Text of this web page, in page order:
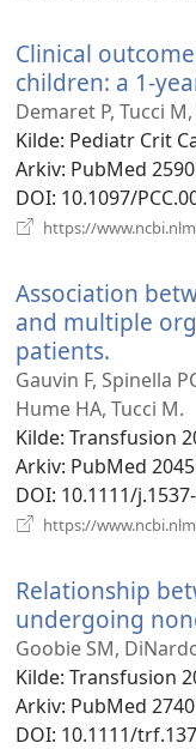
Clinical
children: a 1-
Demaret P, Tucci
Kilde‎: Pediatr Crit
Arkiv‎: PubMed
DOI‎: 10.1097/
https://
Association
and multiple
patients.
nytt
vindu)
Gauvin F, Spinella
Hume HA, Tucci M.
Kilde‎: Transfusion
Arkiv‎: PubMed
DOI‎: 10.1111/
https://
Relationship
undergoing
Goobie SM,
Kilde‎: Transfusion
Arkiv‎: PubMed
DOI‎: 10.1111/